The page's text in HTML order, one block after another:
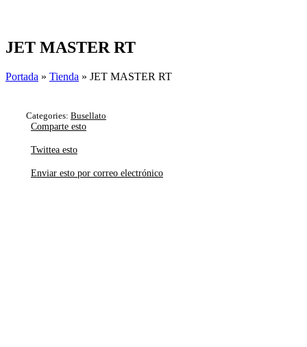
JET MASTER RT
Portada » Tienda » JET MASTER RT
Categories: Busellato
Comparte esto
Twittea esto
Enviar esto por correo electrónico